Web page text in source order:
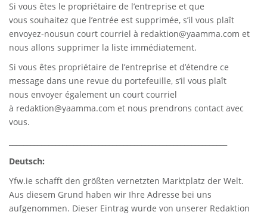
Si vous êtes le propriétaire de l’entreprise et que
vous souhaitez que l’entrée est supprimée, s’il vous plaît
envoyez-nousun court courriel à redaktion@yaamma.com et
nous allons supprimer la liste immédiatement.
Si vous êtes propriétaire de l’entreprise et d’étendre ce
message dans une revue du portefeuille, s’il vous plaît
nous envoyer également un court courriel
à redaktion@yaamma.com et nous prendrons contact avec
vous.
Deutsch:
Yfw.ie schafft den größten vernetzten Marktplatz der Welt.
Aus diesem Grund haben wir Ihre Adresse bei uns
aufgenommen. Dieser Eintrag wurde von unserer Redaktion